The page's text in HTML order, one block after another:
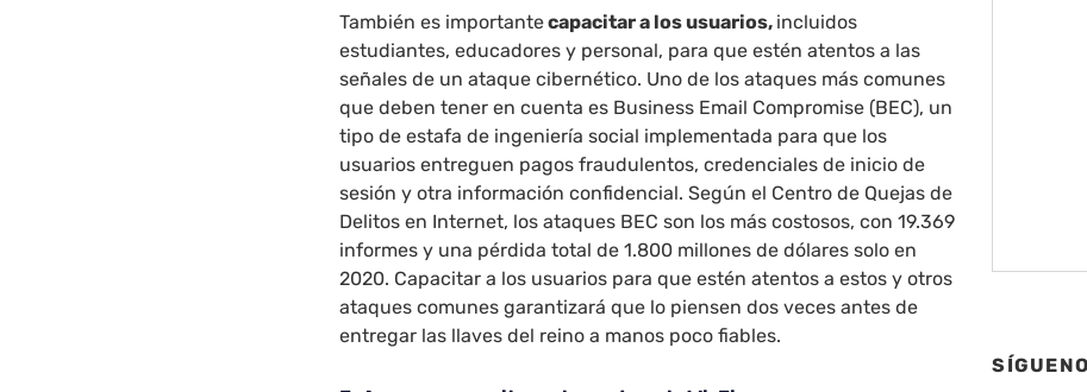
También es importantecapacitar a los usuarios, incluidos
estudiantes, educadores y personal, para que estén atentos a las
señales de un ataque cibernético. Uno de los ataques más comunes
que deben tener en cuenta es Business Email Compromise (BEC), un
tipo de estafa de ingeniería social implementada para que los
usuarios entreguen pagos fraudulentos, credenciales de inicio de
sesión y otra información confidencial. Según el Centro de Quejas de
Delitos en Internet, los ataques BEC son los más costosos, con 19.369
informes y una pérdida total de 1.800 millones de dólares solo en
2020. Capacitar a los usuarios para que estén atentos a estos y otros
ataques comunes garantizará que lo piensen dos veces antes de
entregar las llaves del reino a manos poco fiables.